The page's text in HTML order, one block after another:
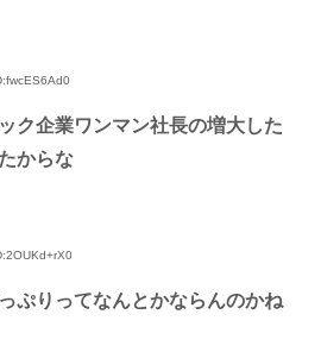
ク企業ワンマン社長の増大した
からな
ぷりってなんとかならんのかね